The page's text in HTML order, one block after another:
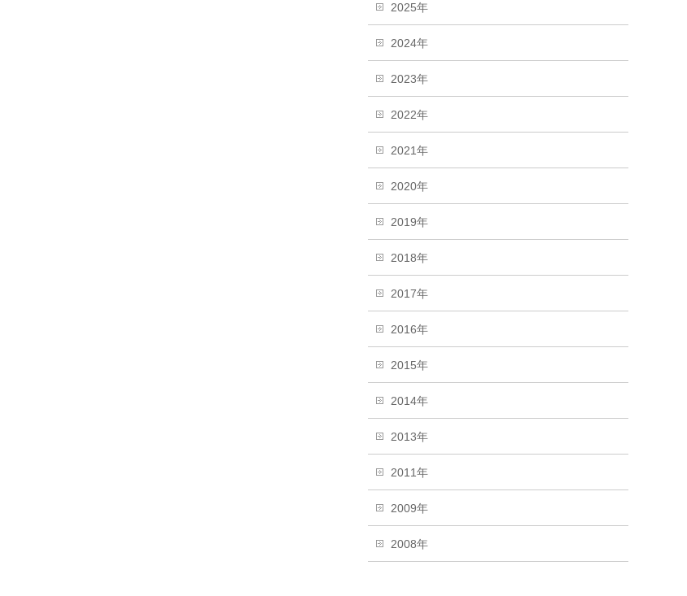
2025年
2024年
2023年
2022年
2021年
2020年
2019年
2018年
2017年
2016年
2015年
2014年
2013年
2011年
2009年
2008年